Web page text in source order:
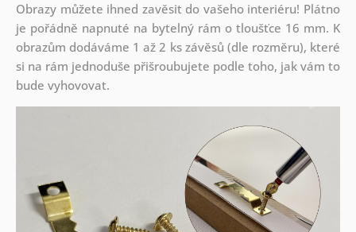
Obrazy můžete ihned zavěsit do vašeho interiéru! Plátno
je pořádně napnuté na bytelný rám o tloušťce 16 mm. K
obrazům dodáváme 1 až 2 ks závěsů (dle rozměru), které
si na rám jednoduše přišroubujete podle toho, jak vám to
bude vyhovovat.